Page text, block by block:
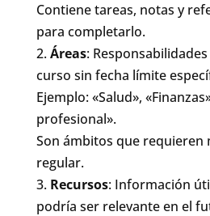
Contiene tareas, notas y
para completarlo.
Áreas:
curso sin fecha límite
Ejemplo: «Salud»,
profesional».
Son ámbitos que requieren
regular.
Recursos: Información
podría ser relevante en el